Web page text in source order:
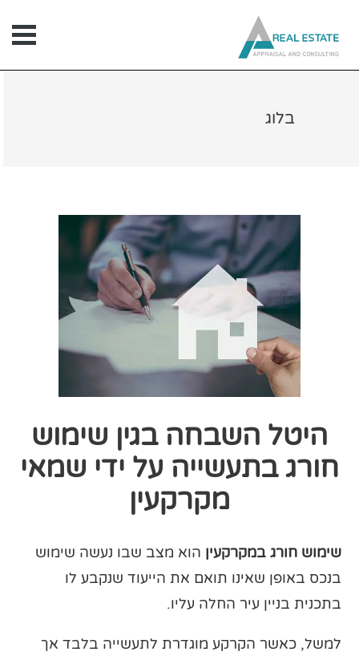
בלוג
היטל השבחה בגין שימוש
חורג בתעשייה על ידי שמאי
מקרקעין
שימוש חורג במקרקעין הוא מצב שבו נעשה שימוש
בנכס באופן שאינו תואם את הייעוד שנקבע לו
בתכנית בניין עיר החלה עליו.
למשל, כאשר הקרקע מוגדרת לתעשייה בלבד אך